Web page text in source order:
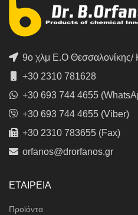
9ο χλμ Ε.Ο Θεσσαλονίκης/
+30 2310 781628
+30 693 744 4655
+30 693 744 4655 (Viber)
+30 2310 783655 (Fax)
orfanos@drorfanos.gr
ΕΤΑΙΡΕΙΑ
Προϊόντα